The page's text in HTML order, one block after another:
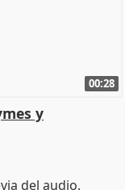
00:28
y